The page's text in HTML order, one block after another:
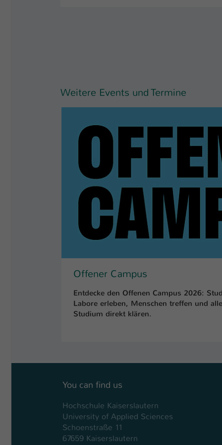
Weitere Events und Termine
Offener Campus
Entdecke den Offenen Campus 2026:
Labore erleben, Menschen treffen und
Studium direkt klären.
You can find us
Hochschule Kaiserslautern
University of Applied Sciences
Schoenstraße 11
67659 Kaiserslautern